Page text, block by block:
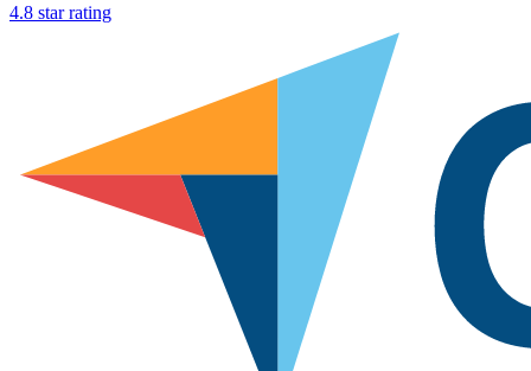
4.8 star rating